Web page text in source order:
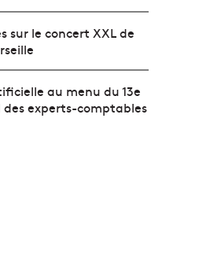
sur le concert XXL de
au menu du 13e
experts-comptables